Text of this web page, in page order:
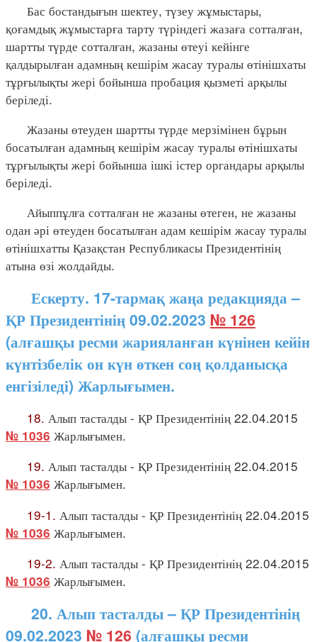
Бас бостандығын шектеу, түзеу жұмыстары,
қоғамдық жұмыстарға тарту түріндегі жазаға сотталған,
шартты түрде сотталған, жазаны өтеуі кейінге
қалдырылған адамның кешірім жасау туралы өтінішхаты
тұрғылықты жері бойынша пробация қызметі арқылы
беріледі.
Жазаны өтеуден шартты түрде мерзімінен бұрын
босатылған адамның кешірім жасау туралы өтінішхаты
тұрғылықты жері бойынша ішкі істер органдары арқылы
беріледі.
Айыппұлға сотталған не жазаны өтеген, не жазаны
одан әрі өтеуден босатылған адам кешірім жасау туралы
өтінішхатты Қазақстан Республикасы Президентінің
атына өзі жолдайды.
Ескерту. 17-тармақ жаңа редакцияда –
ҚР Президентінің 09.02.2023 № 126
(алғашқы ресми жарияланған күнінен кейін
күнтізбелік он күн өткен соң қолданысқа
енгізіледі) Жарлығымен.
18. Алып тасталды - ҚР Президентінің 22.04.2015
№ 1036 Жарлығымен.
19. Алып тасталды - ҚР Президентінің 22.04.2015
№ 1036 Жарлығымен.
19-1. Алып тасталды - ҚР Президентінің 22.04.2015
№ 1036 Жарлығымен.
19-2. Алып тасталды - ҚР Президентінің 22.04.2015
№ 1036 Жарлығымен.
20. Алып тасталды – ҚР Президентінің
09.02.2023 № 126 (алғашқы ресми